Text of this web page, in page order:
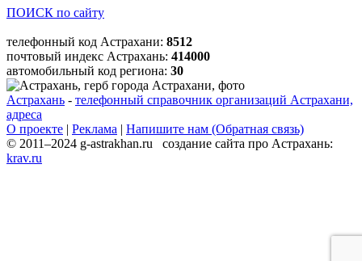
ПОИСК по сайту
телефонный код Астрахани: 8512
почтовый индекс Астрахань: 414000
автомобильный код региона: 30
Астрахань - телефонный справочник организаций Астрахани,
адреса
О проекте | Реклама | Напишите нам (Обратная связь)
© 2011–2024 g-astrakhan.ru создание сайта про Астрахань:
krav.ru